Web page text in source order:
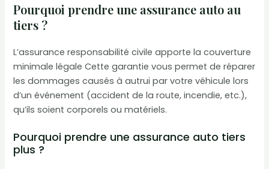
Pourquoi prendre une assurance auto au
tiers ?
L’assurance responsabilité civile apporte la couverture
minimale légale Cette garantie vous permet de réparer
les dommages causés à autrui par votre véhicule lors
d’un événement (accident de la route, incendie, etc.),
qu’ils soient corporels ou matériels.
Pourquoi prendre une assurance auto tiers
plus ?